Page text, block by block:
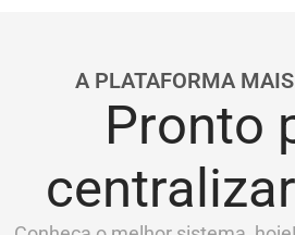
A PLATAFORMA
Pronto